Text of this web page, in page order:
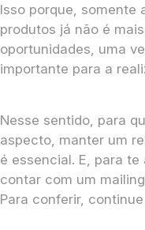
Isso porque, somente
produtos já não é
oportunidades, uma
importante para a
Nesse sentido, para
aspecto, manter um
é essencial. E, para
contar com um
Para conferir,